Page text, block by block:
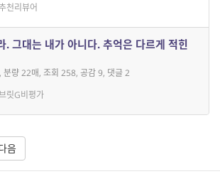
천리뷰어
. 그대는 내가 아니다. 추억은 다르게 적힌
분량 22매, 조회 258, 공감 9, 댓글 2
릿G비평가
음